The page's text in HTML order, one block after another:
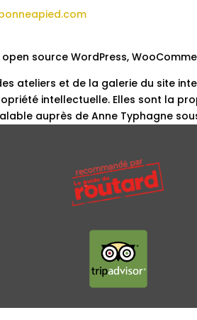
source WordPress,
ateliers et de la galerie du site
intellectuelle. Elles sont la
auprès de Anne Typhagne